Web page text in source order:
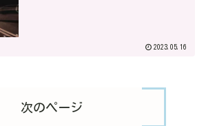
2023.05.16
次のページ